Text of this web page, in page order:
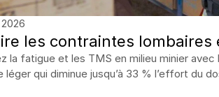
les contraintes lombaires
la fatigue et les TMS en milieu minier
léger qui diminue jusqu’à 33 % l’effort du